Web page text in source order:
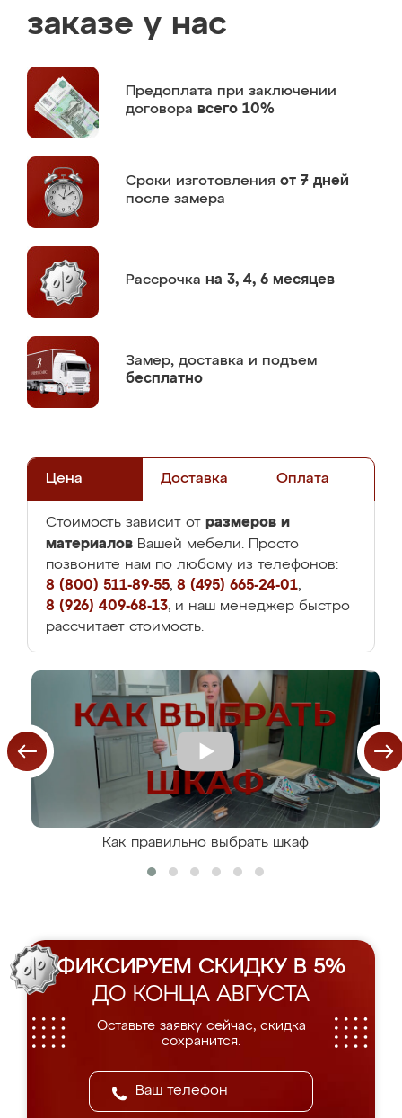
заказе у нас
Предоплата при заключении
договора всего 10%
Сроки изготовления от 7 дней
после замера
Рассрочка на 3, 4, 6 месяцев
Замер, доставка и подъем
бесплатно
Цена Доставка Оплата
Стоимость зависит от размеров и
материалов Вашей мебели. Просто
позвоните нам по любому из телефонов:
8 (800) 511-89-55, 8 (495) 665-24-01,
8 (926) 409-68-13, и наш менеджер быстро
рассчитает стоимость.
Как правильно выбрать шкаф
ФИКСИРУЕМ СКИДКУ В 5%
ДО КОНЦА АВГУСТА
Оставьте заявку сейчас, скидка
сохранится.